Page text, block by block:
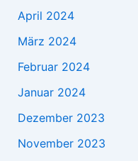
April 2024
März 2024
Februar 2024
Januar 2024
Dezember 2023
November 2023